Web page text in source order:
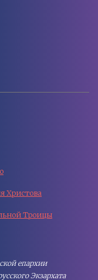
Христова
Троицы
епархии
Экзархата